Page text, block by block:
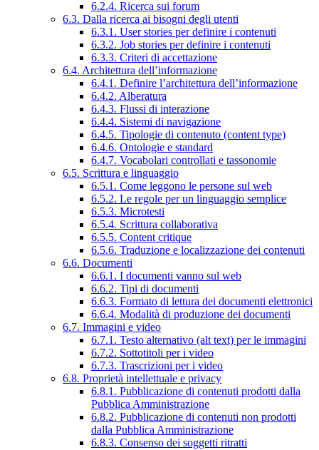
6.2.4. Ricerca sui forum
6.3. Dalla ricerca ai bisogni degli utenti
6.3.1. User stories per definire i contenuti
6.3.2. Job stories per definire i contenuti
6.3.3. Criteri di accettazione
6.4. Architettura dell’informazione
6.4.1. Definire l’architettura dell’informazione
6.4.2. Alberatura
6.4.3. Flussi di interazione
6.4.4. Sistemi di navigazione
6.4.5. Tipologie di contenuto (content type)
6.4.6. Ontologie e standard
6.4.7. Vocabolari controllati e tassonomie
6.5. Scrittura e linguaggio
6.5.1. Come leggono le persone sul web
6.5.2. Le regole per un linguaggio semplice
6.5.3. Microtesti
6.5.4. Scrittura collaborativa
6.5.5. Content critique
6.5.6. Traduzione e localizzazione dei contenuti
6.6. Documenti
6.6.1. I documenti vanno sul web
6.6.2. Tipi di documenti
6.6.3. Formato di lettura dei documenti elettronici
6.6.4. Modalità di produzione dei documenti
6.7. Immagini e video
6.7.1. Testo alternativo (alt text) per le immagini
6.7.2. Sottotitoli per i video
6.7.3. Trascrizioni per i video
6.8. Proprietà intellettuale e privacy
6.8.1. Pubblicazione di contenuti prodotti dalla
Pubblica Amministrazione
6.8.2. Pubblicazione di contenuti non prodotti
dalla Pubblica Amministrazione
6.8.3. Consenso dei soggetti ritratti